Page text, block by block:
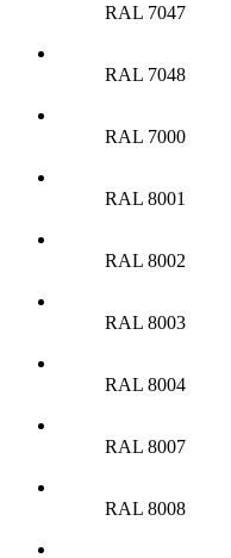
RAL 7047
RAL 7048
RAL 7000
RAL 8001
RAL 8002
RAL 8003
RAL 8004
RAL 8007
RAL 8008